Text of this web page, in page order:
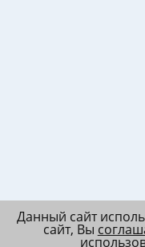
Данный сайт
сайт, Вы